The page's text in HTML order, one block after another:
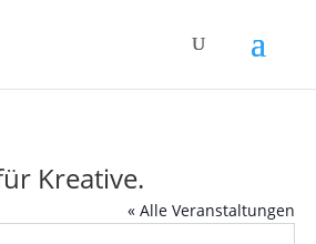
Kreative.
« Alle Veranstaltungen